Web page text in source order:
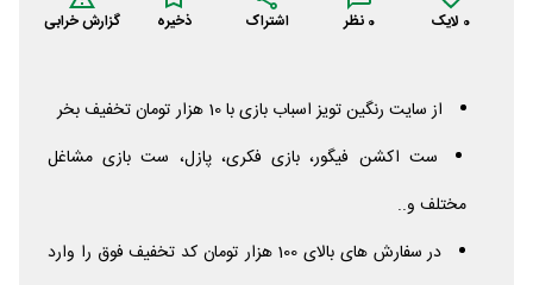
0 لایک 0 نظر اشتراک ذخیره گزارش خرابی
از سایت رنگین تویز اسباب بازی با 10 هزار تومان تخفیف بخر
ست اکشن فیگور، بازی فکری، پازل، ست بازی مشاغل
مختلف و..
در سفارش های بالای 100 هزار تومان کد تخفیف فوق را وارد